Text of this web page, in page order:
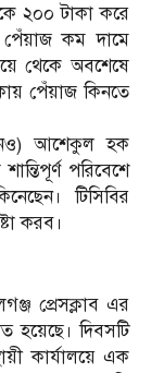
২০০ টাকা করে
পেঁয়াজ কম দামে
থেকে অবশেষে
পেঁয়াজ কিনতে
আশেকুল হক
পরিবেশে
টিসিবির
করব।
প্রেসক্লাব এর
হয়েছে। দিবসটি
কার্যালয়ে এক